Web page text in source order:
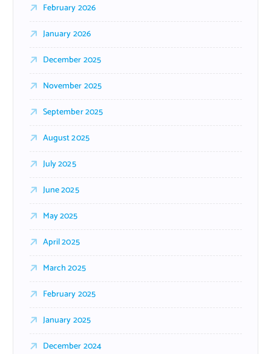
February 2026
January 2026
December 2025
November 2025
September 2025
August 2025
July 2025
June 2025
May 2025
April 2025
March 2025
February 2025
January 2025
December 2024